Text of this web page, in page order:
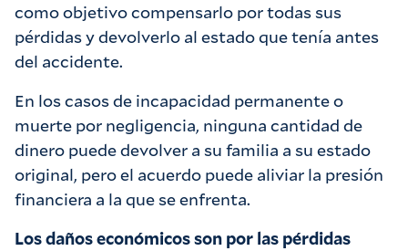
como objetivo compensarlo por todas sus
pérdidas y devolverlo al estado que tenía antes
del accidente.
En los casos de incapacidad permanente o
muerte por negligencia, ninguna cantidad de
dinero puede devolver a su familia a su estado
original, pero el acuerdo puede aliviar la presión
financiera a la que se enfrenta.
Los daños económicos son por las pérdidas